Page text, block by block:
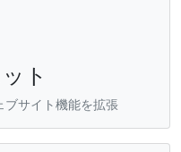
ト
ブサイト機能を拡張